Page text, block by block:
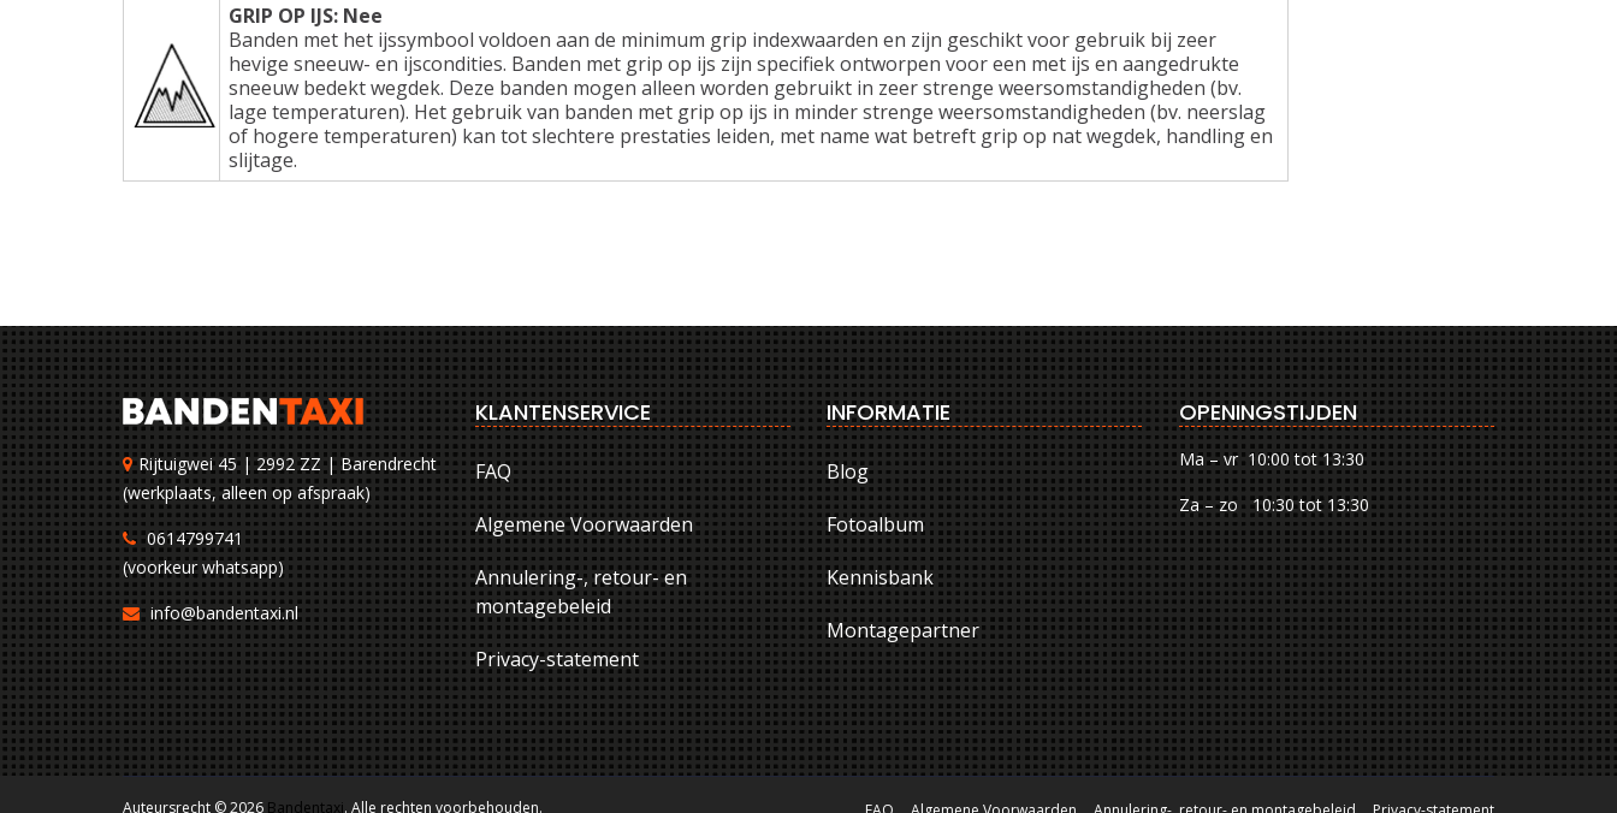
GRIP OP IJS: Nee
Banden met het ijssymbool voldoen aan de minimum grip indexwaarden en zijn geschikt voor gebruik bij zeer
hevige sneeuw- en ijscondities. Banden met grip op ijs zijn specifiek ontworpen voor een met ijs en aangedrukte
sneeuw bedekt wegdek. Deze banden mogen alleen worden gebruikt in zeer strenge weersomstandigheden (bv.
lage temperaturen). Het gebruik van banden met grip op ijs in minder strenge weersomstandigheden (bv. neerslag
of hogere temperaturen) kan tot slechtere prestaties leiden, met name wat betreft grip op nat wegdek, handling en
slijtage.
Rijtuigwei 45 | 2992 ZZ | Barendrecht
(werkplaats, alleen op afspraak)
0614799741
(voorkeur whatsapp)
info@bandentaxi.nl
KLANTENSERVICE
FAQ
Algemene Voorwaarden
Annulering-, retour- en
montagebeleid
Privacy-statement
INFORMATIE
Blog
Fotoalbum
Kennisbank
Montagepartner
OPENINGSTIJDEN
Ma – vr 10:00 tot 13:30
Za – zo 10:30 tot 13:30
Auteursrecht © 2026 Bandentaxi. Alle rechten voorbehouden.